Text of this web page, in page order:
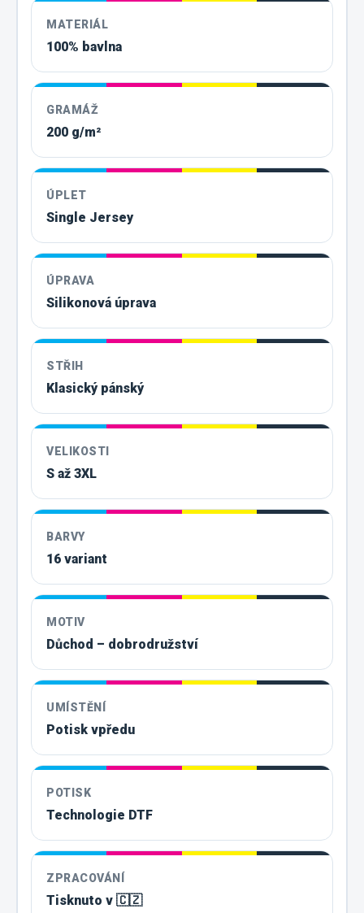
MATERIÁL
100% bavlna
GRAMÁŽ
200 g/m²
ÚPLET
Single Jersey
ÚPRAVA
Silikonová úprava
STŘIH
Klasický pánský
VELIKOSTI
S až 3XL
BARVY
16 variant
MOTIV
Důchod – dobrodružství
UMÍSTĚNÍ
Potisk vpředu
POTISK
Technologie DTF
ZPRACOVÁNÍ
Tisknuto v 🇨🇿